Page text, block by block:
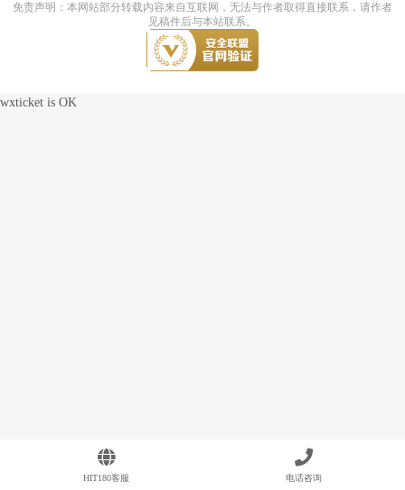
免责声明：本网站部分转载内容来自互联网，无法与作者取得直接联系，请作者
见稿件后与本站联系。
HIT180客服 电话咨询
wxticket is OK